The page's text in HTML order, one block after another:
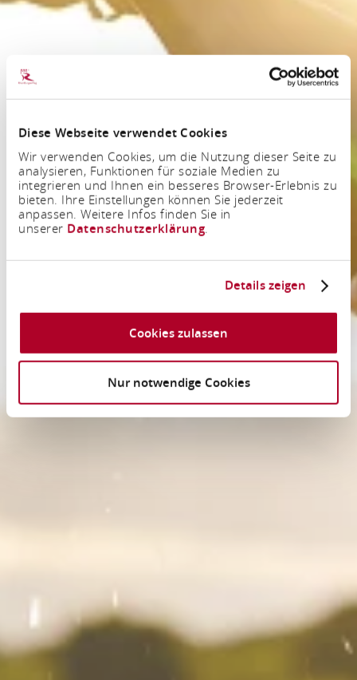
Diese Webseite verwendet Cookies
Wir verwenden Cookies, um die Nutzung dieser Seite zu
analysieren, Funktionen für soziale Medien zu
integrieren und Ihnen ein besseres Browser-Erlebnis zu
bieten. Ihre Einstellungen können Sie jederzeit
anpassen. Weitere Infos finden Sie in
unserer Datenschutzerklärung.
Details zeigen
Cookies zulassen
Nur notwendige Cookies